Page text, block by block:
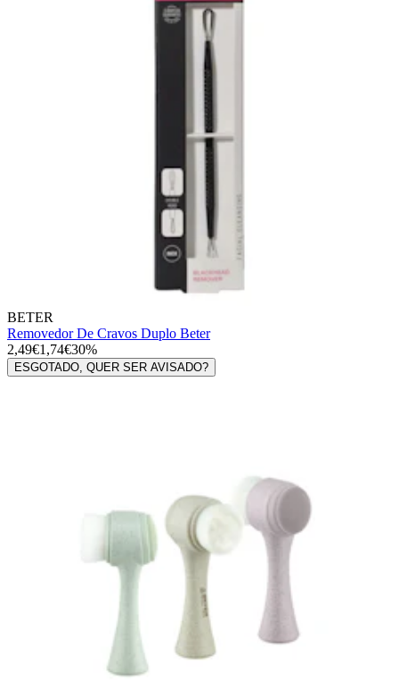
BETER
Removedor De Cravos Duplo Beter
2,49€1,74€30%
ESGOTADO, QUER SER AVISADO?